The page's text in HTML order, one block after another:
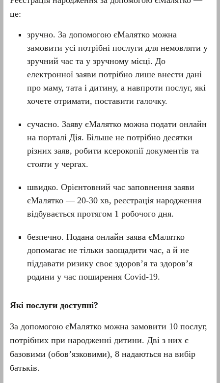
це:
зручно. За допомогою єМалятко можна
замовити усі потрібні послуги для немовляти у
зручний час та у зручному місці. До
електронної заяви потрібно лише внести дані
про маму, тата і дитину, а навпроти послуг, які
хочете отримати, поставити галочку.
сучасно. Заяву єМалятко можна подати онлайн
на порталі Дія. Більше не потрібно десятки
різних заяв, робити ксерокопії документів та
стояти у чергах.
швидко. Орієнтовний час заповнення заяви
єМалятко — 20-30 хв, реєстрація народження
відбувається протягом 1 робочого дня.
безпечно. Подана онлайн заява єМалятко
допомагає не тільки заощадити час, а й не
піддавати ризику своє здоров’я та здоров’я
родини у час поширення Covid-19.
Які послуги доступні?
За допомогою єМалятко можна замовити 10 послуг,
потрібних при народженні дитини. Дві з них є
базовими (обов’язковими), 8 надаються на вибір
батьків.